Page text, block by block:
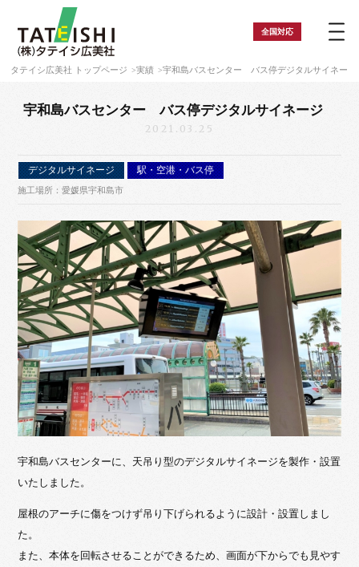
全国対応
タテイシ広美社 トップページ 実績 宇和島バスセンター バス停デジタルサイネー
宇和島バスセンター バス停デジタルサイネージ
2021.03.25
デジタルサイネージ 駅・空港・バス停
施工場所：愛媛県宇和島市
宇和島バスセンターに、天吊り型のデジタルサイネージを製作・設置
いたしました。
屋根のアーチに傷をつけず吊り下げられるように設計・設置しまし
た。
また、本体を回転させることができるため、画面が下からでも見やす